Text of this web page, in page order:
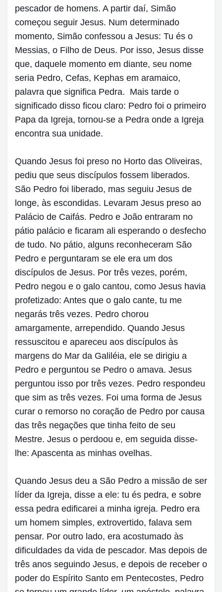
pescador de homens. A partir daí, Simão
começou seguir Jesus. Num determinado
momento, Simão confessou a Jesus: Tu és o
Messias, o Filho de Deus. Por isso, Jesus disse
que, daquele momento em diante, seu nome
seria Pedro, Cefas, Kephas em aramaico,
palavra que significa Pedra. Mais tarde o
significado disso ficou claro: Pedro foi o primeiro
Papa da Igreja, tornou-se a Pedra onde a Igreja
encontra sua unidade.
Quando Jesus foi preso no Horto das Oliveiras,
pediu que seus discípulos fossem liberados.
São Pedro foi liberado, mas seguiu Jesus de
longe, às escondidas. Levaram Jesus preso ao
Palácio de Caifás. Pedro e João entraram no
pátio palácio e ficaram ali esperando o desfecho
de tudo. No pátio, alguns reconheceram São
Pedro e perguntaram se ele era um dos
discípulos de Jesus. Por três vezes, porém,
Pedro negou e o galo cantou, como Jesus havia
profetizado: Antes que o galo cante, tu me
negarás três vezes. Pedro chorou
amargamente, arrependido. Quando Jesus
ressuscitou e apareceu aos discípulos às
margens do Mar da Galiléia, ele se dirigiu a
Pedro e perguntou se Pedro o amava. Jesus
perguntou isso por três vezes. Pedro respondeu
que sim as três vezes. Foi uma forma de Jesus
curar o remorso no coração de Pedro por causa
das três negações que tinha feito de seu
Mestre. Jesus o perdoou e, em seguida disse-
lhe: Apascenta as minhas ovelhas.
Quando Jesus deu a São Pedro a missão de ser
líder da Igreja, disse a ele: tu és pedra, e sobre
essa pedra edificarei a minha igreja. Pedro era
um homem simples, extrovertido, falava sem
pensar. Por outro lado, era acostumado às
dificuldades da vida de pescador. Mas depois de
três anos seguindo Jesus, e depois de receber o
poder do Espírito Santo em Pentecostes, Pedro